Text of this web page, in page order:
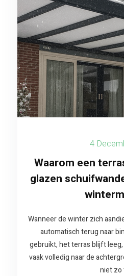
4
Waarom een
glazen
Wanneer de winter zich
automatisch terug naar
gebruikt, het terras blijft
vaak volledig naar de
niet zo